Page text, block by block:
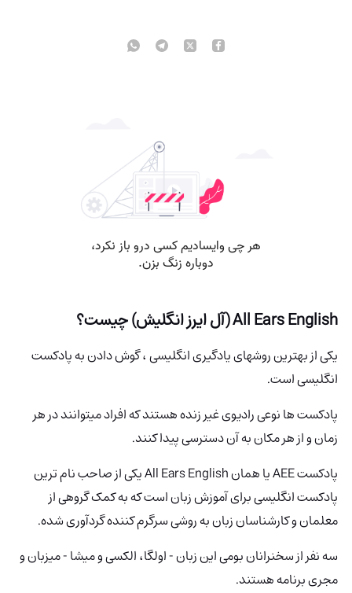
All Ears English (آل ایرز انگلیش) چیست؟
یکی از بهترین روشهای یادگیری انگلیسی ، گوش دادن به پادکست
انگلیسی است.
پادکست ها نوعی رادیوی غیر زنده هستند که افراد میتوانند در هر
زمان و از هر مکان به آن دسترسی پیدا کنند.
پادکست AEE یا همان All Ears English
یکی از صاحب نام ترین
پادکست انگلیسی برای آموزش زبان است که به کمک گروهی از
معلمان و کارشناسان زبان به روشی سرگرم کننده گردآوری شده.
سه نفر از سخنرانان بومی این زبان - اولگا، الکسی و میشا - میزبان و
مجری برنامه هستند.